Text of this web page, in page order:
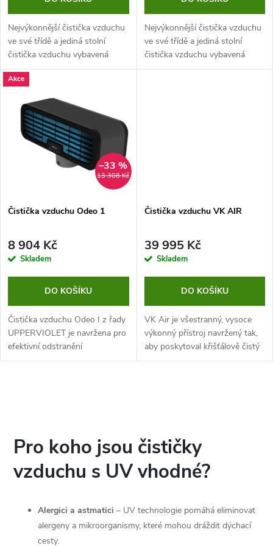
d
u
k
d
u
k
Nejvýkonnější čistička vzduchu
ve své třídě a jediná stolní
čistička vzduchu vybavená
prvotřídní technologií aktivní
dekontaminace vzduchu. Jedná
Samotná...
Nejvýkonnější čistička vzduchu
ve své třídě a jediná stolní
čistička vzduchu vybavená
prvotřídní technologií aktivní
Akce
13 308 Kč
–33 %
Čistička vzduchu Odeo 1
8 904 Kč
Skladem
DO KOŠÍKU
Čistička vzduchu Odeo I z řady
UPPERVIOLET je navržena pro
efektivní odstranění
nepříjemných pachů a sterilizaci
Čistička vzduchu VK AIR
39 995 Kč
Skladem
DO KOŠÍKU
VK Air je všestranný, vysoce
výkonný přístroj navržený tak,
aby poskytoval křišťálově čistý
vzduch tam, kde je to
á
Pro koho jsou čističky
vzduchu s UV vhodné?
Alergici a astmatici – UV technologie pomáhá eliminovat
alergeny a mikroorganismy, které mohou dráždit dýchací
cesty.